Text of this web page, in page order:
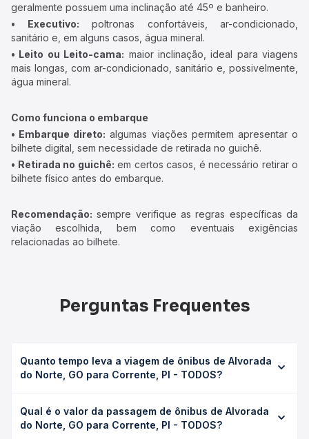
geralmente possuem uma inclinação até 45º e banheiro.
• Executivo: poltronas confortáveis, ar-condicionado,
sanitário e, em alguns casos, água mineral.
• Leito ou Leito-cama: maior inclinação, ideal para viagens
mais longas, com ar-condicionado, sanitário e, possivelmente,
água mineral.
Como funciona o embarque
• Embarque direto: algumas viações permitem apresentar o
bilhete digital, sem necessidade de retirada no guichê.
• Retirada no guichê: em certos casos, é necessário retirar o
bilhete físico antes do embarque.
Recomendação: sempre verifique as regras específicas da
viação escolhida, bem como eventuais exigências
relacionadas ao bilhete.
Perguntas Frequentes
Quanto tempo leva a viagem de ônibus de Alvorada
do Norte, GO para Corrente, PI - TODOS?
Corrente, PI - TODOS leva em média 9h 29min, podendo
variar conforme a viação, o tipo de serviço (convencional,
Qual é o valor da passagem de ônibus de Alvorada
do Norte, GO para Corrente, PI - TODOS?